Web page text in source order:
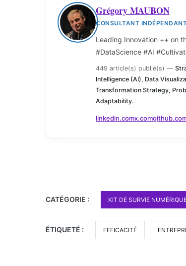
Grégory MAUBON
CONSULTANT
Leading Innovation ++ on
#DataScience #AI
449 article(s) publié(s) —
Intelligence (AI), Data
Transformation Strategy,
Adaptability.
linkedin.comx.com
CATÉGORIE : KIT DE SURVIE
ÉTIQUETÉ : EFFICACITÉ